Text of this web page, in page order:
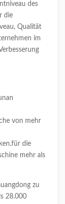
des
die
Qualität
im
von mehr
die
mehr als
zu
28.000